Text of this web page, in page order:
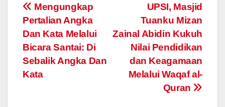
Navigasi
kiriman
UPSI, Masjid
Tuanku Mizan
Zainal Abidin Kukuh
Nilai Pendidikan
dan Keagamaan
Melalui Waqaf al-
Quran
Mengungkap
Pertalian Angka
Dan Kata Melalui
Bicara Santai: Di
Sebalik Angka Dan
Kata